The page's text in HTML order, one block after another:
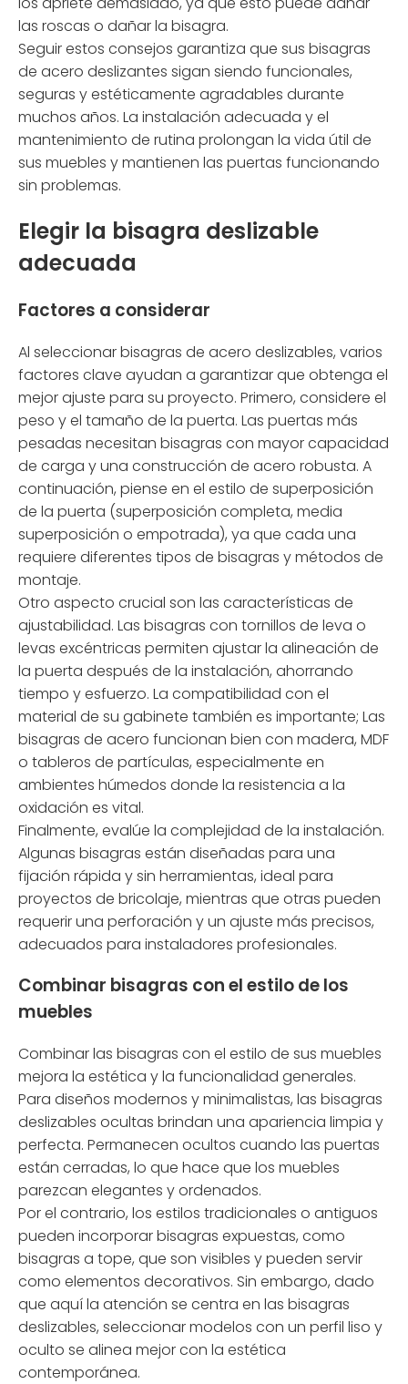
las roscas o dañar la bisagra.
Seguir estos consejos garantiza que sus bisagras
de acero deslizantes sigan siendo funcionales,
seguras y estéticamente agradables durante
muchos años. La instalación adecuada y el
mantenimiento de rutina prolongan la vida útil de
sus muebles y mantienen las puertas funcionando
sin problemas.
Elegir la bisagra deslizable
adecuada
Factores a considerar
Al seleccionar bisagras de acero deslizables, varios
factores clave ayudan a garantizar que obtenga el
mejor ajuste para su proyecto. Primero, considere el
peso y el tamaño de la puerta. Las puertas más
pesadas necesitan bisagras con mayor capacidad
de carga y una construcción de acero robusta. A
continuación, piense en el estilo de superposición
de la puerta (superposición completa, media
superposición o empotrada), ya que cada una
requiere diferentes tipos de bisagras y métodos de
montaje.
Otro aspecto crucial son las características de
ajustabilidad. Las bisagras con tornillos de leva o
levas excéntricas permiten ajustar la alineación de
la puerta después de la instalación, ahorrando
tiempo y esfuerzo. La compatibilidad con el
material de su gabinete también es importante; Las
bisagras de acero funcionan bien con madera, MDF
o tableros de partículas, especialmente en
ambientes húmedos donde la resistencia a la
oxidación es vital.
Finalmente, evalúe la complejidad de la instalación.
Algunas bisagras están diseñadas para una
fijación rápida y sin herramientas, ideal para
proyectos de bricolaje, mientras que otras pueden
requerir una perforación y un ajuste más precisos,
adecuados para instaladores profesionales.
Combinar bisagras con el estilo de los
muebles
Combinar las bisagras con el estilo de sus muebles
mejora la estética y la funcionalidad generales.
Para diseños modernos y minimalistas, las bisagras
deslizables ocultas brindan una apariencia limpia y
perfecta. Permanecen ocultos cuando las puertas
están cerradas, lo que hace que los muebles
parezcan elegantes y ordenados.
Por el contrario, los estilos tradicionales o antiguos
pueden incorporar bisagras expuestas, como
bisagras a tope, que son visibles y pueden servir
como elementos decorativos. Sin embargo, dado
que aquí la atención se centra en las bisagras
deslizables, seleccionar modelos con un perfil liso y
oculto se alinea mejor con la estética
contemporánea.